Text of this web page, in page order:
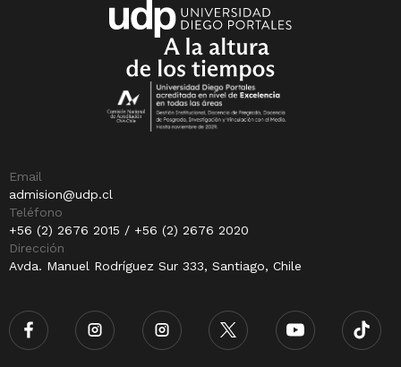
Email
admision@udp.cl
Teléfono
+56 (2) 2676 2015 / +56 (2) 2676 2020
Dirección
Avda. Manuel Rodríguez Sur 333, Santiago, Chile